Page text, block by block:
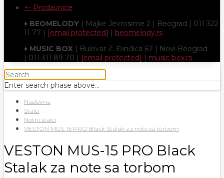
+- Prodavnice
♦ BEOMELODY | Majke Jevrosime 2 | Beograd | 011 322
11 77 | [email protected] | beomelody.rs
♦ MUSIC BOX | Bulevar Z. Đinđića 67 | Novi Beograd
| 011 311 89 70 | [email protected] | music-box.rs
Enter search phase above...
Naslovna
Stalci
Notni stalci
VESTON MUS-15 PRO Black Stalak za note sa torbom
VESTON MUS-15 PRO Black
Stalak za note sa torbom